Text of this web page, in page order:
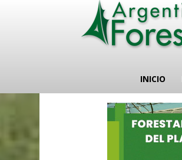
INICIO